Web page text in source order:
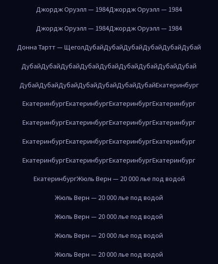
Джордж Оруэлл — 1984Джордж Оруэлл — 1984
Джордж Оруэлл — 1984Джордж Оруэлл — 1984
Донна Тартт — ЩеголДубайДубайДубайДубайДубайДубай
ДубайДубайДубайДубайДубайДубайДубайДубайДубай
ДубайДубайДубайДубайДубайДубайДубайЕкатеринбург
ЕкатеринбургЕкатеринбургЕкатеринбургЕкатеринбург
ЕкатеринбургЕкатеринбургЕкатеринбургЕкатеринбург
ЕкатеринбургЕкатеринбургЕкатеринбургЕкатеринбург
ЕкатеринбургЕкатеринбургЕкатеринбургЕкатеринбург
ЕкатеринбургЖюль Верн — 20 000 лье под водой
Жюль Верн — 20 000 лье под водой
Жюль Верн — 20 000 лье под водой
Жюль Верн — 20 000 лье под водой
Жюль Верн — 20 000 лье под водой